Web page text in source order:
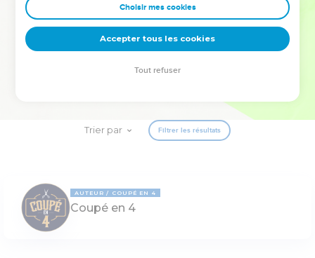
clés pour avancer avec plus de sagesse afin que leurs erreurs
deviennent vos tremplins. Que vous guidiez un ministère, une
équipe, un groupe ou une famille, leur expérience est faite
pour vous.
Trier par Filtrer les résultats
AUTEUR COUPÉ EN 4
Coupé en 4
Choisir mes cookies
Accepter tous les cookies
Tout refuser